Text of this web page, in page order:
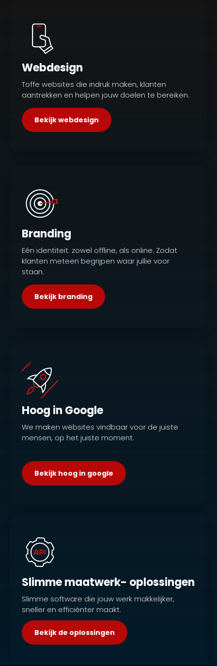
Webdesign
Toffe websites die indruk maken, klanten
aantrekken en helpen jouw doelen te bereiken.
Bekijk webdesign
Branding
Eén identiteit: zowel offline, als online. Zodat
klanten meteen begrijpen waar jullie voor
staan.
Bekijk branding
Hoog in Google
We maken websites vindbaar voor de juiste
mensen, op het juiste moment.
Bekijk hoog in google
Slimme maatwerk- oplossingen
Slimme software die jouw werk makkelijker,
sneller en efficiënter maakt.
Bekijk de oplossingen